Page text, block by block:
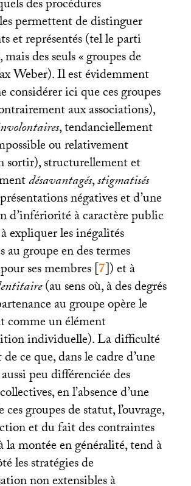
des procédures
permettent de distinguer
et représentés (tel le parti
des seuls «groupes de
Weber). Il est évidemment
considérer ici que ces groupes
aux associations),
, tendanciellement
ou relativement
sortir), structurellement et
désavantagés,stigmatisés
négatives et d’une
d’infériorité à caractère public
expliquer les inégalités
au groupe en des termes
ses membres[7]) et à
(au sens où, à des degrés
au groupe opère le
comme un élément
individuelle). La difficulté
ce que, dans le cadre d’une
peu différenciée des
en l’absence d’une
groupes de statut, l’ouvrage,
et du fait des contraintes
la montée en généralité, tend à
les stratégies de